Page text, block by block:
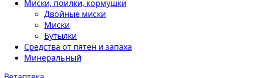
Миски, поилки, кормушки
Двойные миски
Миски
Бутылки
Средства от пятен и запаха
Минеральный